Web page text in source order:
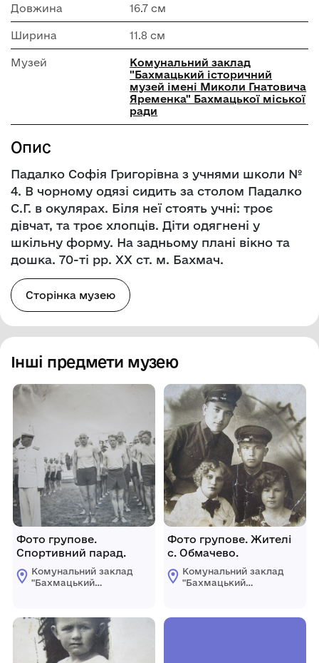
Довжина 16.7 см
Ширина 11.8 см
Музей
Комунальний заклад
"Бахмацький історичний
музей імені Миколи Гнатовича
Яременка" Бахмацької міської
ради
Опис
Падалко Софія Григорівна з учнями школи №
4. В чорному одязі сидить за столом Падалко
С.Г. в окулярах. Біля неї стоять учні: троє
дівчат, та троє хлопців. Діти одягнені у
шкільну форму. На задньому плані вікно та
дошка. 70-ті рр. ХХ ст. м. Бахмач.
Сторінка музею
Інші предмети музею
Фото групове.
Спортивний парад.
Комунальний заклад
"Бахмацький
Гнатовича
Яременка"
Бахмацької міської
ради
Фото групове. Жителі
с. Обмачево.
Комунальний заклад
"Бахмацький
Гнатовича